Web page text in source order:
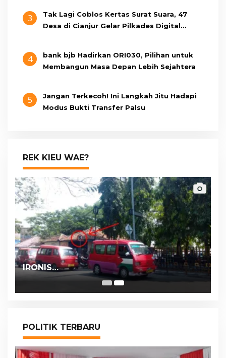
3
Tak Lagi Coblos Kertas Surat Suara, 47
Desa di Cianjur Gelar Pilkades Digital
4
bank bjb Hadirkan ORI030, Pilihan untuk
Membangun Masa Depan Lebih Sejahtera
5
Jangan Terkecoh! Ini Langkah Jitu Hadapi
Modus Bukti Transfer Palsu
REK KIEU WAE?
IRONIS…
POLITIK TERBARU